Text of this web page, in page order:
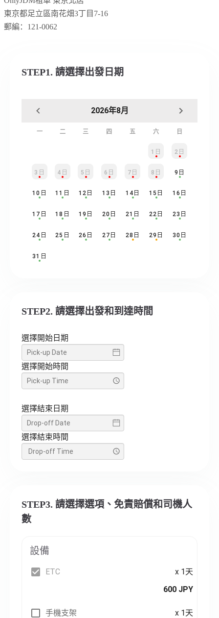
東京都足立區南花畑3丁目7-16
郵編： 121-0062
STEP1. 請選擇出發日期
2026年8月
一 二 三 四 五 六 日
1日 2日
3日 4日 5日 6日 7日 8日 9日
10日 11日 12日 13日 14日 15日 16日
17日 18日 19日 20日 21日 22日 23日
24日 25日 26日 27日 28日 29日 30日
31日
STEP2. 請選擇出發和到達時間
選擇開始日期
選擇開始時間
選擇結束日期
選擇結束時間
STEP3. 請選擇選項、免責賠償和司機人
數
設備
ETC
x 1天
600 JPY
手機支架
x 1天